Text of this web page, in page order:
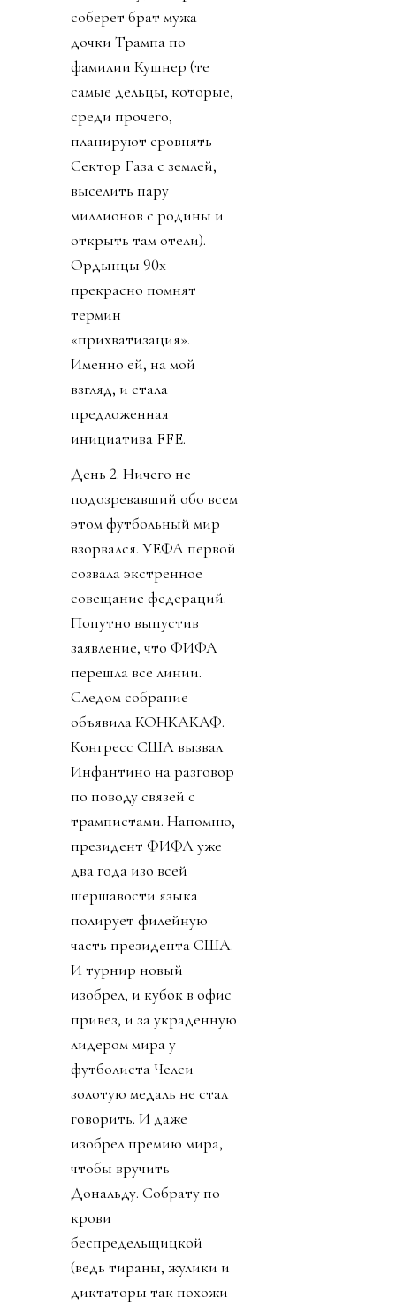
соберет брат мужа
дочки Трампа по
фамилии Кушнер (те
самые дельцы, которые,
среди прочего,
планируют сровнять
Сектор Газа с землей,
выселить пару
миллионов с родины и
открыть там отели).
Ордынцы 90х
прекрасно помнят
термин
«прихватизация».
Именно ей, на мой
взгляд, и стала
предложенная
инициатива FFE.
День 2. Ничего не
подозревавший обо всем
этом футбольный мир
взорвался. УЕФА первой
созвала экстренное
совещание федераций.
Попутно выпустив
заявление, что ФИФА
перешла все линии.
Следом собрание
объявила КОНКАКАФ.
Конгресс США вызвал
Инфантино на разговор
по поводу связей с
трампистами. Напомню,
президент ФИФА уже
два года изо всей
шершавости языка
полирует филейную
часть президента США.
И турнир новый
изобрел, и кубок в офис
привез, и за украденную
лидером мира у
футболиста Челси
золотую медаль не стал
говорить. И даже
изобрел премию мира,
чтобы вручить
Дональду. Собрату по
крови
беспредельщицкой
(ведь тираны, жулики и
диктаторы так похожи